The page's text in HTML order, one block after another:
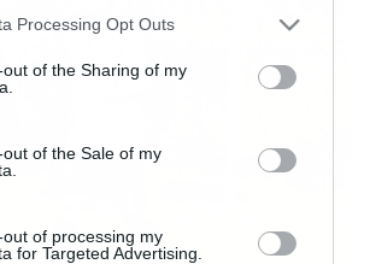
website/app uses one or more Google
visit or usage behaviour. You may click to
to Google and its third-party tags to
specified purposes in below Google
Processing Opt Outs
of the Sharing of my
of the Sale of my
of processing my
for Targeted Advertising.